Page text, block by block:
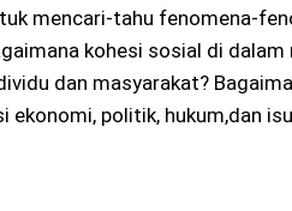
mencari-tahu fenomena-
kohesi sosial di
dan masyarakat?
politik, hukum,dan